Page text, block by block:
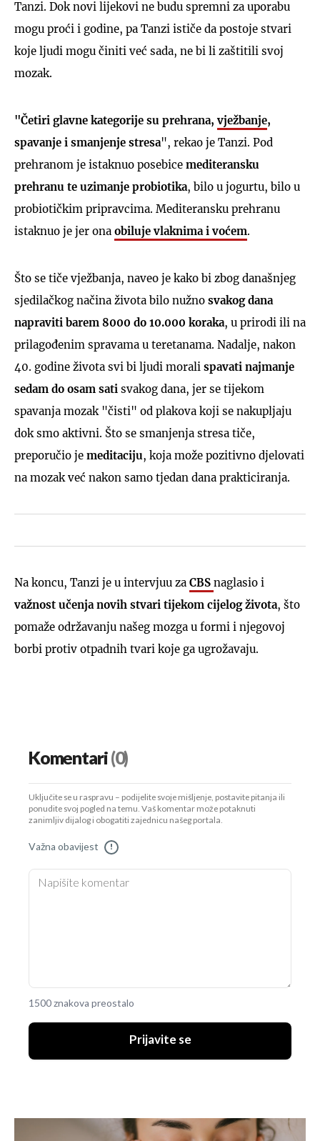
Tanzi. Dok novi lijekovi ne budu spremni za uporabu
mogu proći i godine, pa Tanzi ističe da postoje stvari
koje ljudi mogu činiti već sada, ne bi li zaštitili svoj
mozak.
"Četiri glavne kategorije su prehrana,vježbanje,
spavanje i smanjenje stresa", rekao je Tanzi. Pod
prehranom je istaknuo posebice mediteransku
prehranu te uzimanje probiotika, bilo u jogurtu, bilo u
probiotičkim pripravcima. Mediteransku prehranu
istaknuo je jer ona obiluje vlaknima i voćem.
Što se tiče vježbanja, naveo je kako bi zbog današnjeg
sjedilačkog načina života bilo nužno svakog dana
napraviti barem 8000 do 10.000 koraka, u prirodi ili na
prilagođenim spravama u teretanama. Nadalje, nakon
40. godine života svi bi ljudi morali spavati najmanje
sedam do osam sati svakog dana, jer se tijekom
spavanja mozak "čisti" od plakova koji se nakupljaju
dok smo aktivni. Što se smanjenja stresa tiče,
preporučio je meditaciju, koja može pozitivno djelovati
na mozak već nakon samo tjedan dana prakticiranja.
Na koncu, Tanzi je u intervjuu za CBS naglasio i
važnost učenja novih stvari tijekom cijelog života, što
pomaže održavanju našeg mozga u formi i njegovoj
borbi protiv otpadnih tvari koje ga ugrožavaju.
Komentari(0)
Uključite se u raspravu – podijelite svoje mišljenje, postavite pitanja ili
ponudite svoj pogled na temu. Vaš komentar može potaknuti
zanimljiv dijalog i obogatiti zajednicu našeg portala.
Važna obavijest !
1500 znakova preostalo
Prijavite se